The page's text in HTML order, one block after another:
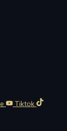
Tiktok